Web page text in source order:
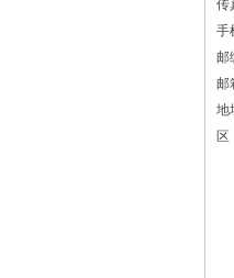
传
手
邮
邮
地
区